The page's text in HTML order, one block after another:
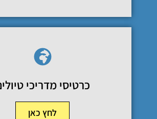
כרטיסי מדריכי
לחץ כאן